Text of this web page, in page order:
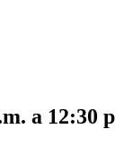
a 12:30